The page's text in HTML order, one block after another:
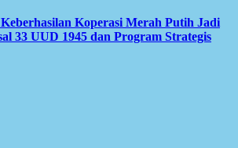
Koperasi Merah Putih Jadi
33 UUD 1945 dan Program Strategis